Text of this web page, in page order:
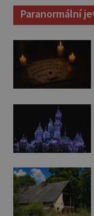
Paranormální